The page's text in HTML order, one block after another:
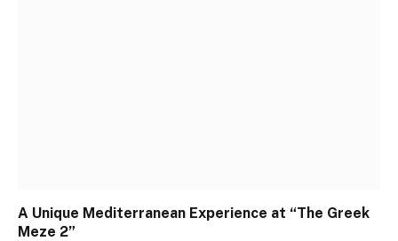
A Unique Mediterranean Experience at “The Greek
Meze 2”